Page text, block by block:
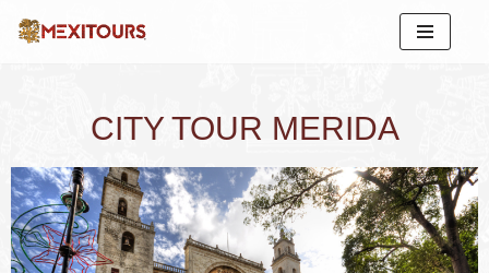
CITY TOUR MERIDA